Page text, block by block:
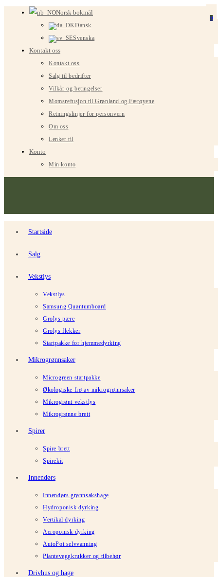
Norsk bokmål
Dansk
Svenska
Kontakt oss
Kontakt oss
Salg til bedrifter
Vilkår og betingelser
Momsrefusjon til Grønland og Færøyene
Retningslinjer for personvern
Om oss
Lenker til
Konto
Min konto
Startside
Salg
Vekstlys
Vekstlys
Samsung Quantumboard
Grolys pære
Grolys flekker
Startpakke for hjemmedyrking
Mikrogrønnsaker
Microgreen startpakke
Økologiske frø av mikrogrønnsaker
Mikrogrønt vekstlys
Mikrogrønne brett
Spirer
Spire brett
Spirekit
Innendørs
Innendørs grønnsakshage
Hydroponisk dyrking
Vertikal dyrking
Aeroponisk dyrking
AutoPot selvvanning
Planteveggkrukker og tilbehør
Drivhus og hage
0